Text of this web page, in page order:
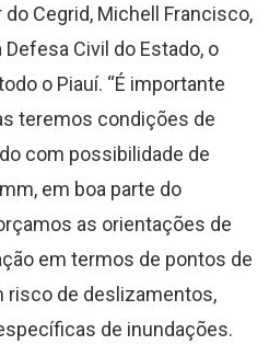
Cegrid, Michell Francisco,
Civil do Estado, o
o Piauí. “É importante
teremos condições de
com possibilidade de
em boa parte do
as orientações de
em termos de pontos de
risco de deslizamentos,
de inundações.